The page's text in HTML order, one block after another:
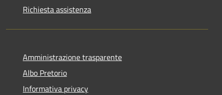
Richiesta assistenza
Amministrazione trasparente
Albo Pretorio
Informativa privacy